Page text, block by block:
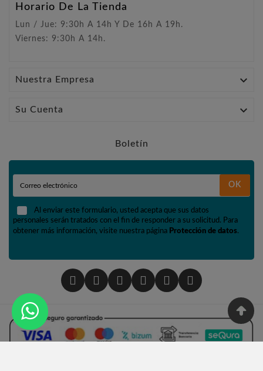
Horario De La Tienda
Lun / Jue: 9:30h A 14h Y De 16h A 19h.
Viernes: 9:30h A 14h.
Nuestra Empresa 
Su Cuenta 
Boletín
OK
Al enviar este formulario, usted acepta que sus datos
personales serán tratados con el fin de responder a su solicitud. Para
obtener más información, visite nuestra página Protección de datos.